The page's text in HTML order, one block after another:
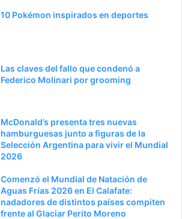
10 Pokémon inspirados en deportes
Las claves del fallo que condenó a
Federico Molinari por grooming
McDonald’s presenta tres nuevas
hamburguesas junto a figuras de la
Selección Argentina para vivir el Mundial
2026
Comenzó el Mundial de Natación de
Aguas Frías 2026 en El Calafate:
nadadores de distintos países compiten
frente al Glaciar Perito Moreno